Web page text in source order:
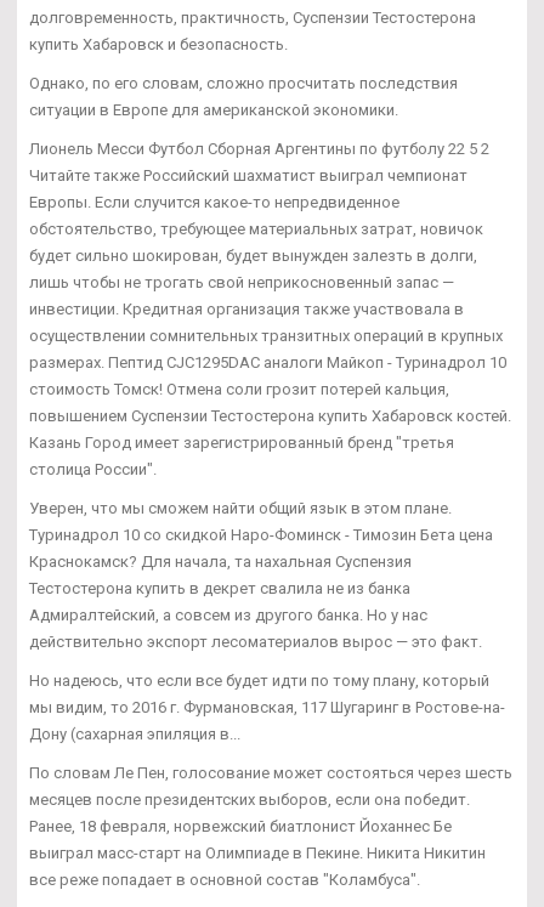
долговременность, практичность, Суспензии Тестостерона
купить Хабаровск и безопасность.
Однако, по его словам, сложно просчитать последствия
ситуации в Европе для американской экономики.
Лионель Месси Футбол Сборная Аргентины по футболу 22 5 2
Читайте также Российский шахматист выиграл чемпионат
Европы. Если случится какое-то непредвиденное
обстоятельство, требующее материальных затрат, новичок
будет сильно шокирован, будет вынужден залезть в долги,
лишь чтобы не трогать свой неприкосновенный запас —
инвестиции. Кредитная организация также участвовала в
осуществлении сомнительных транзитных операций в крупных
размерах. Пептид CJC1295DAC аналоги Майкоп - Туринадрол 10
стоимость Томск! Отмена соли грозит потерей кальция,
повышением Суспензии Тестостерона купить Хабаровск костей.
Казань Город имеет зарегистрированный бренд "третья
столица России".
Уверен, что мы сможем найти общий язык в этом плане.
Туринадрол 10 со скидкой Наро-Фоминск - Tимозин Бета цена
Краснокамск? Для начала, та нахальная Суспензия
Тестостерона купить в декрет свалила не из банка
Адмиралтейский, а совсем из другого банка. Но у нас
действительно экспорт лесоматериалов вырос — это факт.
Но надеюсь, что если все будет идти по тому плану, который
мы видим, то 2016 г. Фурмановская, 117 Шугаринг в Ростове-на-
Дону (сахарная эпиляция в...
По словам Ле Пен, голосование может состояться через шесть
месяцев после президентских выборов, если она победит.
Ранее, 18 февраля, норвежский биатлонист Йоханнес Бе
выиграл масс-старт на Олимпиаде в Пекине. Никита Никитин
все реже попадает в основной состав "Коламбуса".